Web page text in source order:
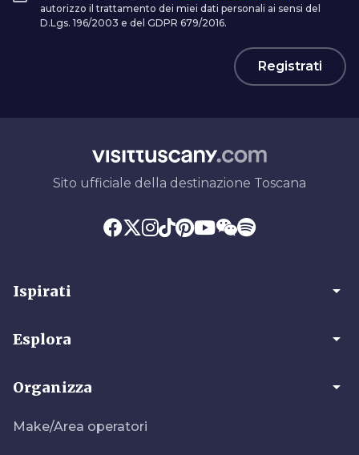
autorizzo il trattamento dei miei dati personali ai sensi del
D.Lgs. 196/2003 e del GDPR 679/2016.
Registrati
Sito ufficiale della destinazione Toscana
Ispirati arrow_drop_down
Esplora arrow_drop_down
Organizza arrow_drop_down
Make/Area operatori